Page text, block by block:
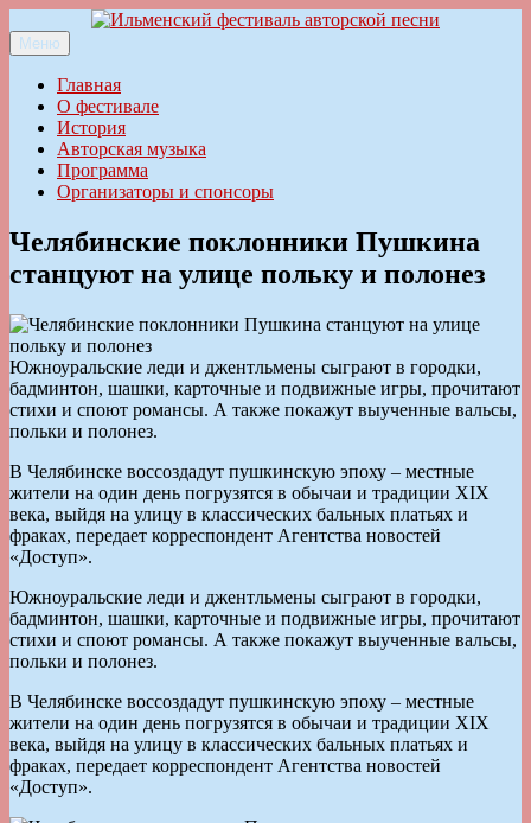
к
содержимому
Ильменский фестиваль авторской песни
Меню
Главная
О фестивале
История
Авторская музыка
Программа
Организаторы и спонсоры
Челябинские поклонники Пушкина
станцуют на улице польку и полонез
Южноуральские леди и джентльмены сыграют в городки,
бадминтон, шашки, карточные и подвижные игры, прочитают
стихи и споют романсы. А также покажут выученные вальсы,
польки и полонез.
В Челябинске воссоздадут пушкинскую эпоху – местные
жители на один день погрузятся в обычаи и традиции XIX
века, выйдя на улицу в классических бальных платьях и
фраках, передает корреспондент Агентства новостей
«Доступ».
Южноуральские леди и джентльмены сыграют в городки,
бадминтон, шашки, карточные и подвижные игры, прочитают
стихи и споют романсы. А также покажут выученные вальсы,
польки и полонез.
В Челябинске воссоздадут пушкинскую эпоху – местные
жители на один день погрузятся в обычаи и традиции XIX
века, выйдя на улицу в классических бальных платьях и
фраках, передает корреспондент Агентства новостей
«Доступ».